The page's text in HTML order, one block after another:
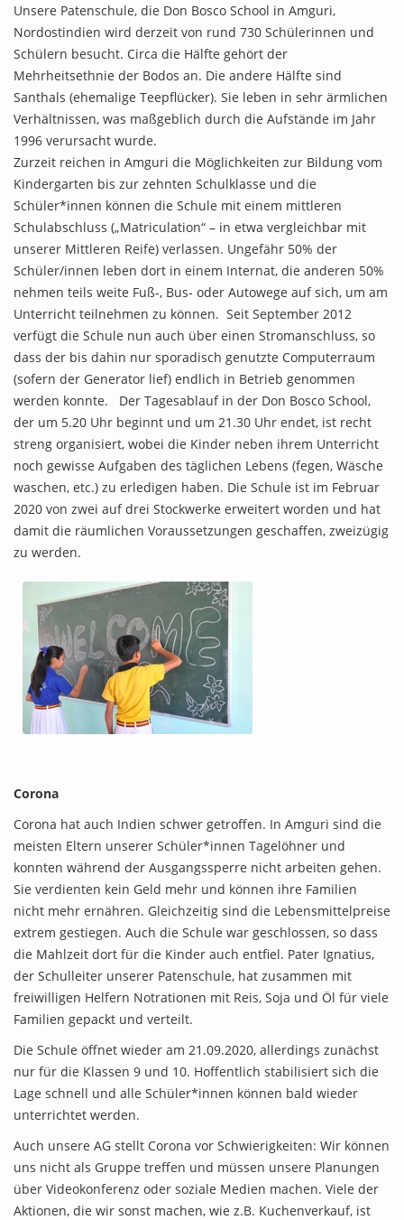
Unsere Patenschule, die Don Bosco School in Amguri,
Nordostindien wird derzeit von rund 730 Schülerinnen und
Schülern besucht. Circa die Hälfte gehört der
Mehrheitsethnie der Bodos an. Die andere Hälfte sind
Santhals (ehemalige Teepflücker). Sie leben in sehr ärmlichen
Verhältnissen, was maßgeblich durch die Aufstände im Jahr
1996 verursacht wurde.
Zurzeit reichen in Amguri die Möglichkeiten zur Bildung vom
Kindergarten bis zur zehnten Schulklasse und die
Schüler*innen können die Schule mit einem mittleren
Schulabschluss („Matriculation“ – in etwa vergleichbar mit
unserer Mittleren Reife) verlassen. Ungefähr 50% der
Schüler/innen leben dort in einem Internat, die anderen 50%
nehmen teils weite Fuß-, Bus- oder Autowege auf sich, um am
Unterricht teilnehmen zu können. Seit September 2012
verfügt die Schule nun auch über einen Stromanschluss, so
dass der bis dahin nur sporadisch genutzte Computerraum
(sofern der Generator lief) endlich in Betrieb genommen
werden konnte. Der Tagesablauf in der Don Bosco School,
der um 5.20 Uhr beginnt und um 21.30 Uhr endet, ist recht
streng organisiert, wobei die Kinder neben ihrem Unterricht
noch gewisse Aufgaben des täglichen Lebens (fegen, Wäsche
waschen, etc.) zu erledigen haben. Die Schule ist im Februar
2020 von zwei auf drei Stockwerke erweitert worden und hat
damit die räumlichen Voraussetzungen geschaffen, zweizügig
zu werden.
Corona
Corona hat auch Indien schwer getroffen. In Amguri sind die
meisten Eltern unserer Schüler*innen Tagelöhner und
konnten während der Ausgangssperre nicht arbeiten gehen.
Sie verdienten kein Geld mehr und können ihre Familien
nicht mehr ernähren. Gleichzeitig sind die Lebensmittelpreise
extrem gestiegen. Auch die Schule war geschlossen, so dass
die Mahlzeit dort für die Kinder auch entfiel. Pater Ignatius,
der Schulleiter unserer Patenschule, hat zusammen mit
freiwilligen Helfern Notrationen mit Reis, Soja und Öl für viele
Familien gepackt und verteilt.
Die Schule öffnet wieder am 21.09.2020, allerdings zunächst
nur für die Klassen 9 und 10. Hoffentlich stabilisiert sich die
Lage schnell und alle Schüler*innen können bald wieder
unterrichtet werden.
Auch unsere AG stellt Corona vor Schwierigkeiten: Wir können
uns nicht als Gruppe treffen und müssen unsere Planungen
über Videokonferenz oder soziale Medien machen. Viele der
Aktionen, die wir sonst machen, wie z.B. Kuchenverkauf, ist